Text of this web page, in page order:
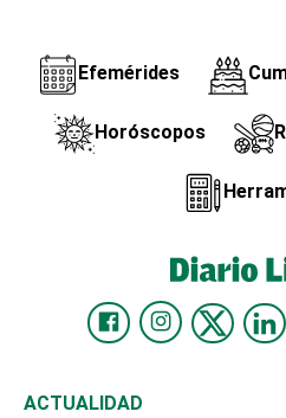
Efemérides
Horóscopos
ACTUALIDAD